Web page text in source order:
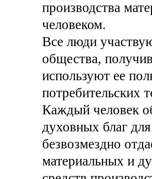
производства
человеком.
Все люди
общества,
используют ее
потребительских
Каждый человек
духовных благ
безвозмездно
материальных и